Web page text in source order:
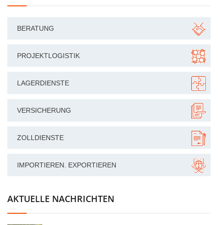
BERATUNG
PROJEKTLOGISTIK
LAGERDIENSTE
VERSICHERUNG
ZOLLDIENSTE
IMPORTIEREN. EXPORTIEREN
AKTUELLE NACHRICHTEN